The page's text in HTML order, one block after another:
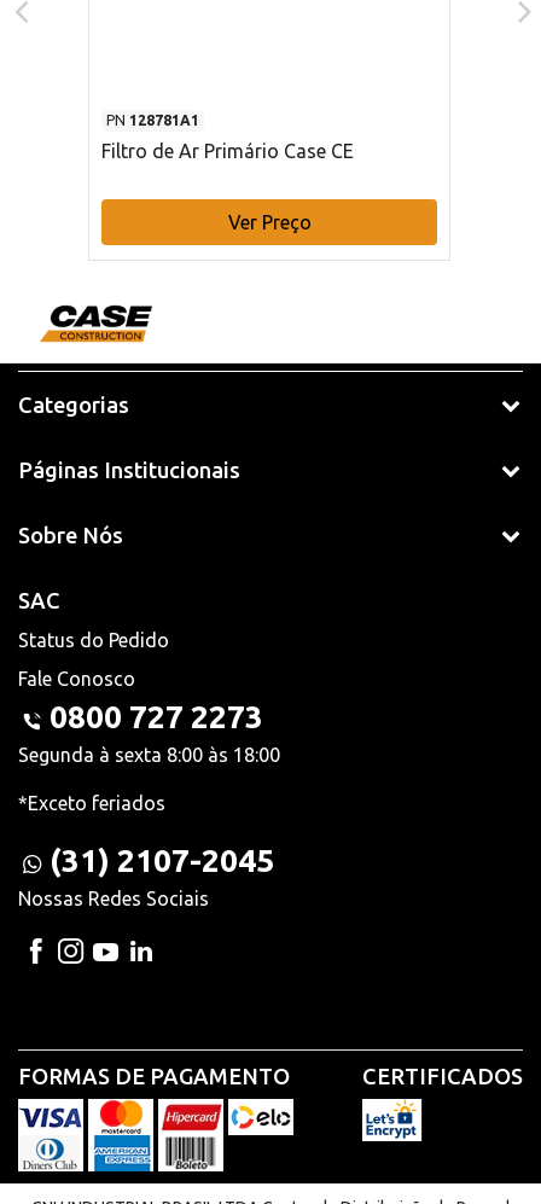
PN 128781A1
Filtro de Ar Primário Case CE
Ver Preço
Categorias
Páginas Institucionais
Sobre Nós
SAC
Status do Pedido
Fale Conosco
0800 727 2273
Segunda à sexta 8:00 às 18:00
*Exceto feriados
(31) 2107-2045
Nossas Redes Sociais
FORMAS DE PAGAMENTO CERTIFICADOS